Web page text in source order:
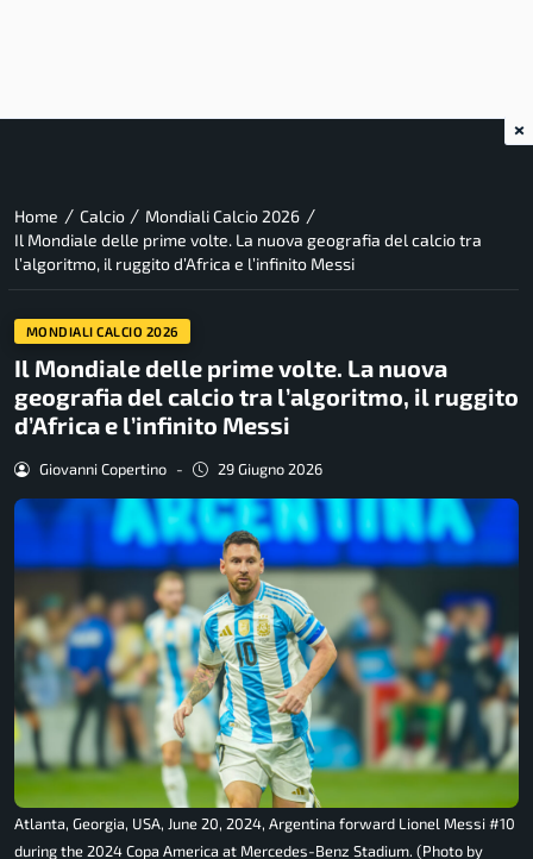
Home / Calcio / Mondiali Calcio 2026 /
Il Mondiale delle prime volte. La nuova geografia del calcio tra
l’algoritmo, il ruggito d’Africa e l’infinito Messi
MONDIALI CALCIO 2026
Il Mondiale delle prime volte. La nuova
geografia del calcio tra l’algoritmo, il ruggito
d’Africa e l’infinito Messi
Giovanni Copertino - 29 Giugno 2026
Atlanta, Georgia, USA, June 20, 2024, Argentina forward Lionel Messi #10
during the 2024 Copa America at Mercedes-Benz Stadium. (Photo by
×